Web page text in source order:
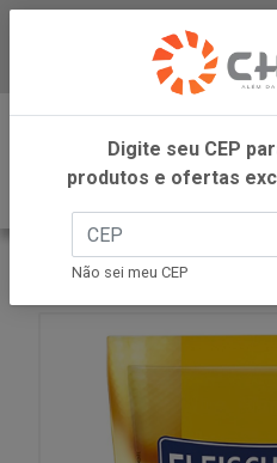
INÍCIO M. P/ BOLO MILHO
Digite seu CEP
produtos e ofertas
Não sei meu CEP